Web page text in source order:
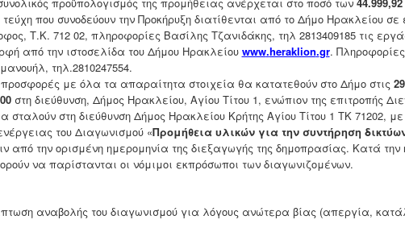
που συνοδεύουν την Προκήρυξη διατίθενται από το Δήμο Ηρακλείου
Τ.Κ. 712 02, πληροφορίες Βασίλης Τζανιδάκης, τηλ 2813409185 τις
από την ιστοσελίδα του Δήμου Ηρακλείου www.heraklion.gr.
τηλ.2810247554.
με όλα τα απαραίτητα στοιχεία θα κατατεθούν στο Δήμο στις
στη διεύθυνση, Δήμος Ηρακλείου, Αγίου Τίτου 1, ενώπιον της επιτροπής
σταλούν στη διεύθυνση Δήμος Ηρακλείου Κρήτης Αγίου Τίτου 1 ΤΚ 71202,
του Διαγωνισμού «Προμήθεια υλικών για την συντήρηση
από την ορισμένη ημερομηνία της διεξαγωγής της δημοπρασίας. Κατά
να παρίστανται οι νόμιμοι εκπρόσωποι των διαγωνιζομένων.
αναβολής του διαγωνισμού για λόγους ανώτερα βίας (απεργία,